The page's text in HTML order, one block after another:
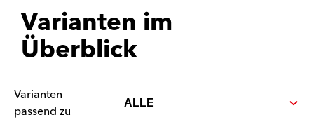
Varianten im
Überblick
Varianten
passend zu